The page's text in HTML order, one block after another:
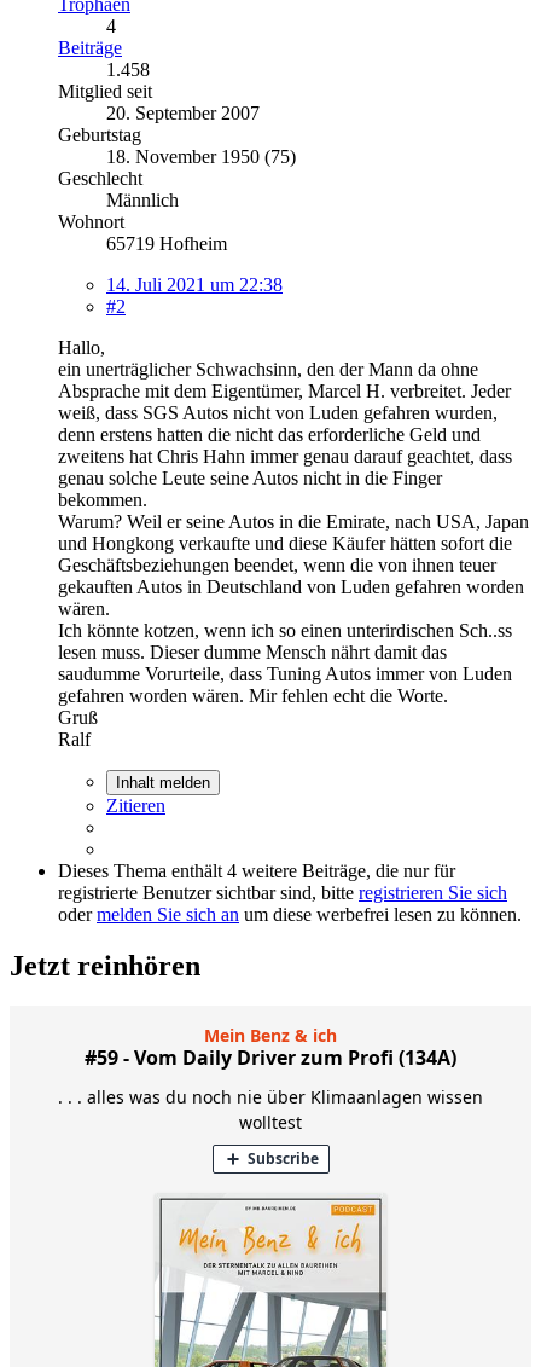
4
Beiträge
1.458
Mitglied seit
20. September 2007
Geburtstag
18. November 1950 (75)
Geschlecht
Männlich
Wohnort
65719 Hofheim
14. Juli 2021 um 22:38
#2
Hallo,
ein unerträglicher Schwachsinn, den der Mann da ohne
Absprache mit dem Eigentümer, Marcel H. verbreitet. Jeder
weiß, dass SGS Autos nicht von Luden gefahren wurden,
denn erstens hatten die nicht das erforderliche Geld und
zweitens hat Chris Hahn immer genau darauf geachtet, dass
genau solche Leute seine Autos nicht in die Finger
bekommen.
Warum? Weil er seine Autos in die Emirate, nach USA, Japan
und Hongkong verkaufte und diese Käufer hätten sofort die
Geschäftsbeziehungen beendet, wenn die von ihnen teuer
gekauften Autos in Deutschland von Luden gefahren worden
wären.
Ich könnte kotzen, wenn ich so einen unterirdischen Sch..ss
lesen muss. Dieser dumme Mensch nährt damit das
saudumme Vorurteile, dass Tuning Autos immer von Luden
gefahren worden wären. Mir fehlen echt die Worte.
Gruß
Ralf
Inhalt melden
Zitieren
Dieses Thema enthält 4 weitere Beiträge, die nur für
registrierte Benutzer sichtbar sind, bitte registrieren Sie sich
odermelden Sie sich an um diese werbefrei lesen zu können.
Jetzt reinhören